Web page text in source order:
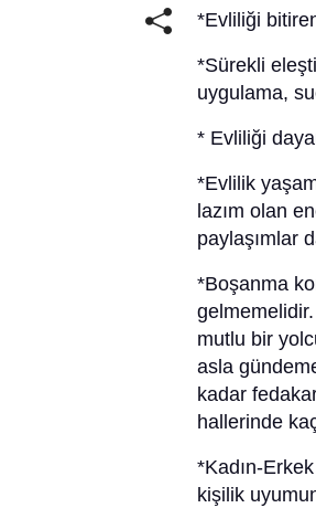
*Evliliği
*Sürekli
uygulama,
* Evliliği
*Evlilik
lazım olan
paylaşımlar
*Boşanma
gelmemelidir.
mutlu bir
asla
kadar
hallerinde
*Kadın-
kişilik